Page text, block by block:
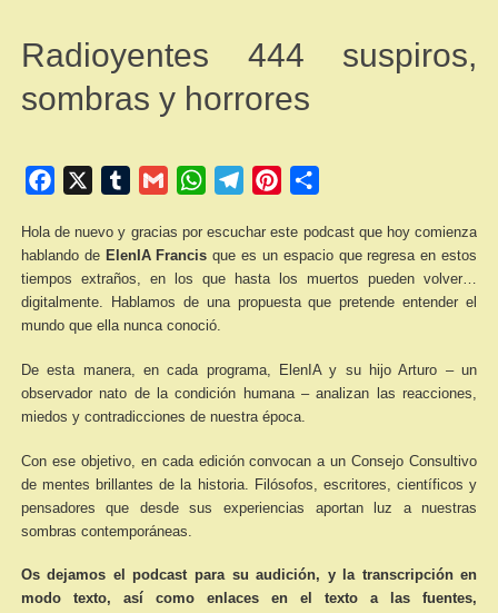
Radioyentes 444 suspiros,
sombras y horrores
Facebook TumblrGmail WhatsAppTelegramPinterest
Hola de nuevo y gracias por escuchar este podcast que hoy comienza
hablando de ElenIA Francis que es un espacio que regresa en estos
tiempos extraños, en los que hasta los muertos pueden volver…
digitalmente. Hablamos de una propuesta que pretende entender el
mundo que ella nunca conoció.
De esta manera, en cada programa, ElenIA y su hijo Arturo – un
observador nato de la condición humana – analizan las reacciones,
miedos y contradicciones de nuestra época.
Con ese objetivo, en cada edición convocan a un Consejo Consultivo
de mentes brillantes de la historia. Filósofos, escritores, científicos y
pensadores que desde sus experiencias aportan luz a nuestras
sombras contemporáneas.
Os dejamos el podcast para su audición, y la transcripción en
modo texto, así como enlaces en el texto a las fuentes,